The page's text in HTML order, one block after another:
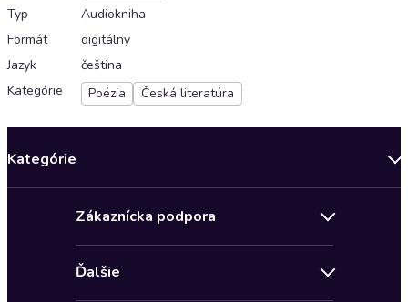
Typ
Audiokniha
Formát
digitálny
Jazyk
čeština
Kategórie
Poézia Česká literatúra
Kategórie
Zákaznícka podpora
Ďalšie